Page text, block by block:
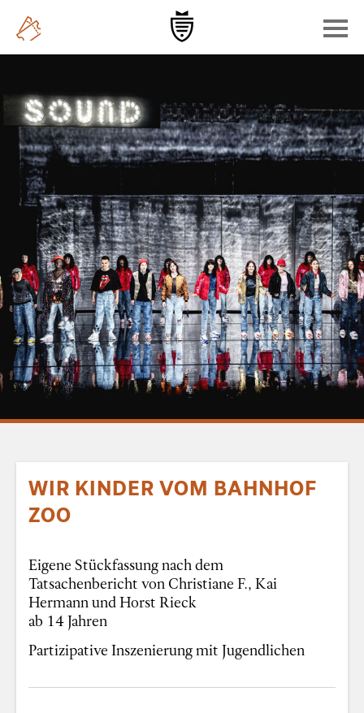
WIR KINDER VOM BAHNHOF
ZOO
Eigene Stückfassung nach dem
Tatsachenbericht von Christiane F., Kai
Hermann und Horst Rieck
ab 14 Jahren
Partizipative Inszenierung mit Jugendlichen